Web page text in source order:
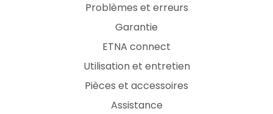
Problèmes et erreurs
Garantie
ETNA connect
Utilisation et entretien
Pièces et accessoires
Assistance